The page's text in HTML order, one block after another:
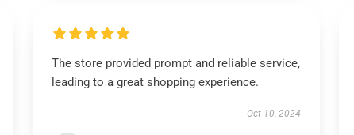
The store provided prompt and reliable service,
leading to a great shopping experience.
Oct 10, 2024